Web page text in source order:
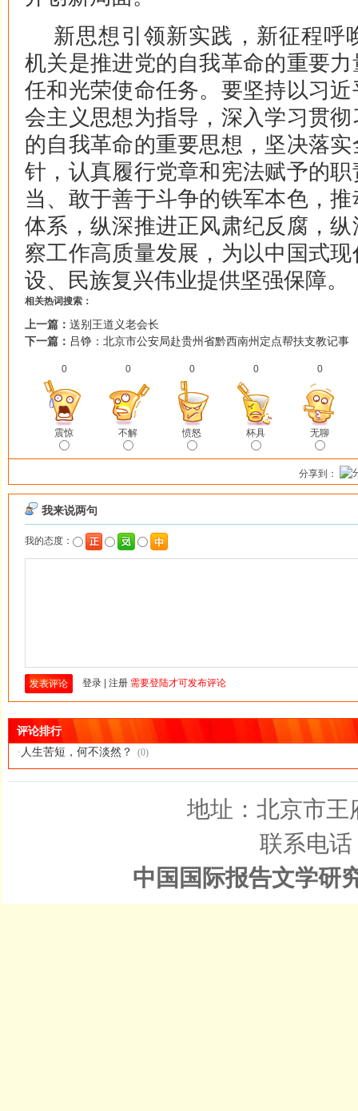
新思想引领新实践，新征程呼
机关是推进党的自我革命的重要
任和光荣使命任务。要坚持以习
会主义思想为指导，深入学习贯
的自我革命的重要思想，坚决落
针，认真履行党章和宪法赋予的
当、敢于善于斗争的铁军本色，
体系，纵深推进正风肃纪反腐，
察工作高质量发展，为以中国式
设、民族复兴伟业提供坚强保障。
相关热词搜索：
上一篇： 送别王道义老会长
下一篇： 吕铮：北京市公安局赴贵州省黔西南州定点帮扶支教记事
0
震惊
0
不解
0
愤怒
0
杯具
0
无聊
分享到：
评论排行
· 人生苦短，何不淡然？ (0)
地址：北京市王
联系电
中国国际报告文学研